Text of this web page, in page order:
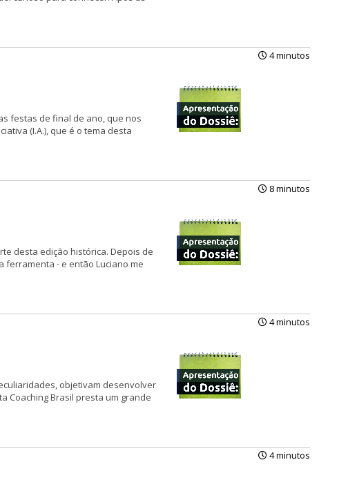
4 minutos
festas de final de ano, que nos
(I.A.), que é o tema desta
8 minutos
desta edição histórica. Depois de
ferramenta - e então Luciano me
4 minutos
objetivam desenvolver
Coaching Brasil presta um grande
4 minutos